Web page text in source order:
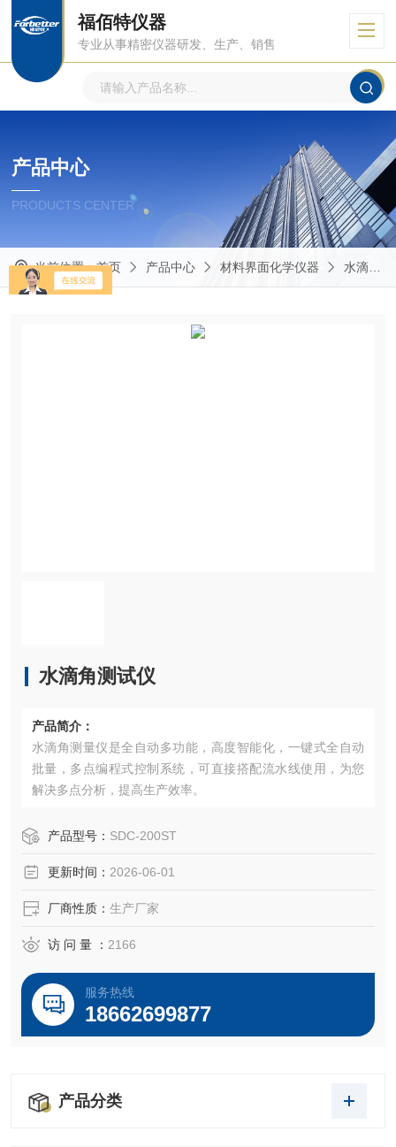
福佰特仪器
专业从事精密仪器研发、生产、销售
产品中心
PRODUCTS CENTER
当前位置：首页 产品中心 材料界面化学仪器 水滴角测量仪
水滴角测试仪
产品简介：
水滴角测量仪是全自动多功能，高度智能化，一键式全自动
批量，多点编程式控制系统，可直接搭配流水线使用，为您
解决多点分析，提高生产效率。
产品型号： SDC-200ST
更新时间： 2026-06-01
厂商性质： 生产厂家
访 问 量 ： 2166
服务热线
18662699877
产品分类